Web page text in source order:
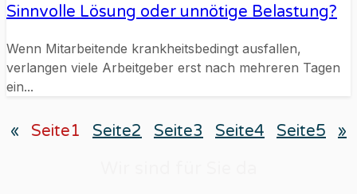
Sinnvolle Lösung oder unnötige Belastung?
Wenn Mitarbeitende krankheitsbedingt ausfallen,
verlangen viele Arbeitgeber erst nach mehreren Tagen
ein...
« Seite1 Seite2 Seite3 Seite4 Seite5 »